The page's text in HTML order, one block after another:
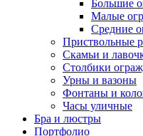
Большие
Малые
Средние
Приствольные
Скамьи и
Столбики
Урны и вазоны
Фонтаны и
Часы уличные
Бра и люстры
Портфолио